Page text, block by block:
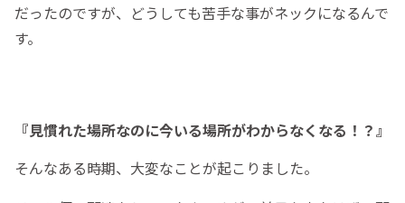
だったのですが、どうしても苦手な事がネックになるんで
す。
『見慣れた場所なのに今いる場所がわからなくなる！？』
そんなある時期、大変なことが起こりました。